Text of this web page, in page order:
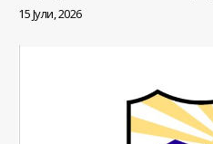
15 Јули, 2026